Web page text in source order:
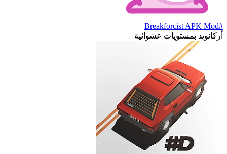
#Breakforcist APK Mod
أركانويد بمستويات عشوائية